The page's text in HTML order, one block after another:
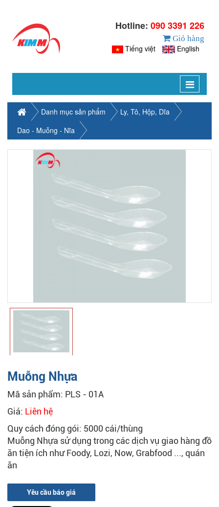
Hotline: 090 3391 226
Giỏ hàng
Tiếng việt English
Toggle
Danh mục sản phẩm
Ly, Tô, Hộp, Dĩa
Dao - Muỗng - Nĩa
Muỗng Nhựa
Mã sản phẩm: PLS - 01A
Giá: Liên hệ
Quy cách đóng gói: 5000 cái/thùng
Muỗng Nhựa sử dụng trong các dịch vụ giao hàng đồ
ăn tiện ích như Foody, Lozi, Now, Grabfood ..., quán
ăn
Yêu cầu báo giá